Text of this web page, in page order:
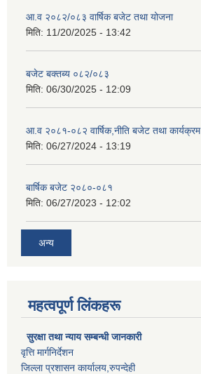
आ.व २०८२/०८३ वार्षिक बजेट तथा योजना
मिति: 11/20/2025 - 13:42
बजेट बक्तब्य ०८२/०८३
मिति: 06/30/2025 - 12:09
आ.व २०८१-०८२ वार्षिक,नीति बजेट तथा कार्यक्रम
मिति: 06/27/2024 - 13:19
बार्षिक बजेट २०८०-०८१
मिति: 06/27/2023 - 12:02
अन्य
महत्वपूर्ण लिंकहरू
सुरक्षा तथा न्याय सम्बन्धी जानकारी
वृत्ति मार्गनिर्देशन
जिल्ला प्रशासन कार्यालय,रुपन्देही